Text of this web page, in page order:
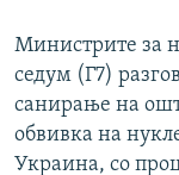
Министрите за
седум (Г7)
санирање на
обвивка на
Украина, со